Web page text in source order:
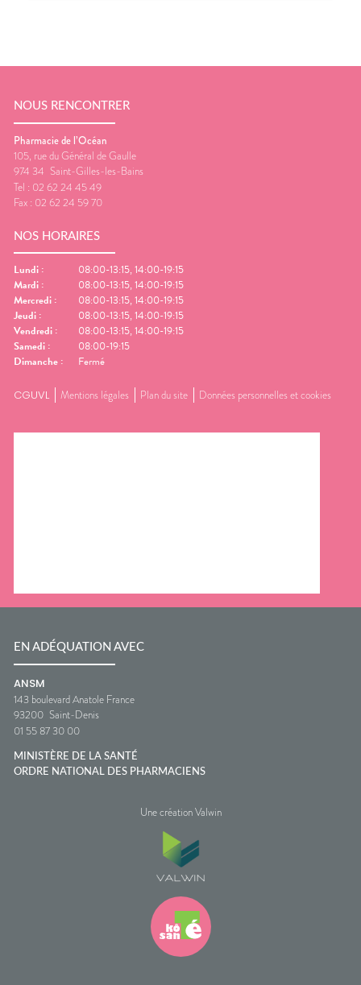
NOUS RENCONTRER
Pharmacie de l’Océan
105, rue du Général de Gaulle
974 34 Saint-Gilles-les-Bains
Tel : 02 62 24 45 49
Fax : 02 62 24 59 70
NOS HORAIRES
Lundi :
08:00-13:15, 14:00-19:15
Mardi :
08:00-13:15, 14:00-19:15
Mercredi :
08:00-13:15, 14:00-19:15
Jeudi :
08:00-13:15, 14:00-19:15
Vendredi :
08:00-13:15, 14:00-19:15
Samedi :
08:00-19:15
Dimanche : Fermé
CGUVL Mentions légales Plan du site Données personnelles et cookies
EN ADÉQUATION AVEC
ANSM
143 boulevard Anatole France
93200 Saint-Denis
01 55 87 30 00
MINISTÈRE DE LA SANTÉ
ORDRE NATIONAL DES PHARMACIENS
Une création Valwin